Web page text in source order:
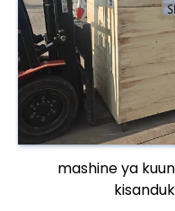
mashine ya